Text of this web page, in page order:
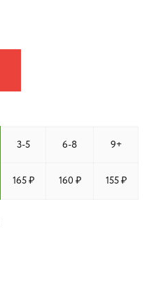
3-5 6-8 9+
165 ₽ 160 ₽ 155 ₽